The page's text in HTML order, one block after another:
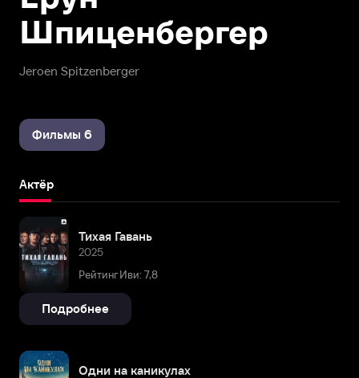
Jeroen Spitzenberger
Шпиценбергер
Фильмы 6
Актёр
Тихая Гавань
2025
Рейтинг Иви: 7,8
Подробнее
Одни на каникулах